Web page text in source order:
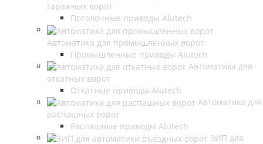
гаражных ворот
Потолочные приводы Alutech
Автоматика для промышленных ворот
Промышленные приводы Alutech
Автоматика для
откатных ворот
Откатные приводы Alutech
Автоматика для
распашных ворот
Распашные приводы Alutech
ЗИП для